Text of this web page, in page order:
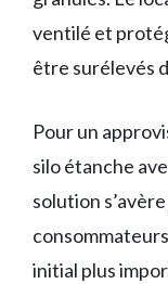
ventilé et
être surélevés
Pour un
silo étanche
solution
initial plus